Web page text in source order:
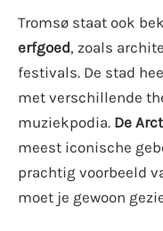
Tromsø staat ook
erfgoed, zoals
festivals. De stad
met verschillende
muziekpodia. De
meest iconische
prachtig voorbeeld
moet je gewoon